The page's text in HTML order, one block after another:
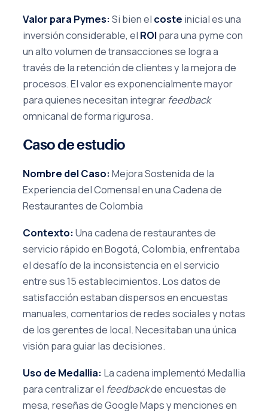
Valor para Pymes:Si bien el coste inicial es una
inversión considerable, el ROIpara una pyme con
un alto volumen de transacciones se logra a
través de la retención de clientes y la mejora de
procesos. El valor es exponencialmente mayor
para quienes necesitan integrar feedback
omnicanal de forma rigurosa.
Caso de estudio
Nombre del Caso:Mejora Sostenida de la
Experiencia del Comensal en una Cadena de
Restaurantes de Colombia
Contexto:Una cadena de restaurantes de
servicio rápido en Bogotá, Colombia, enfrentaba
el desafío de la inconsistencia en el servicio
entre sus 15 establecimientos. Los datos de
satisfacción estaban dispersos en encuestas
manuales, comentarios de redes sociales y notas
de los gerentes de local. Necesitaban una única
visión para guiar las decisiones.
Uso de Medallia: La cadena implementó Medallia
para centralizar el feedbackde encuestas de
mesa, reseñas de Google Maps y menciones en